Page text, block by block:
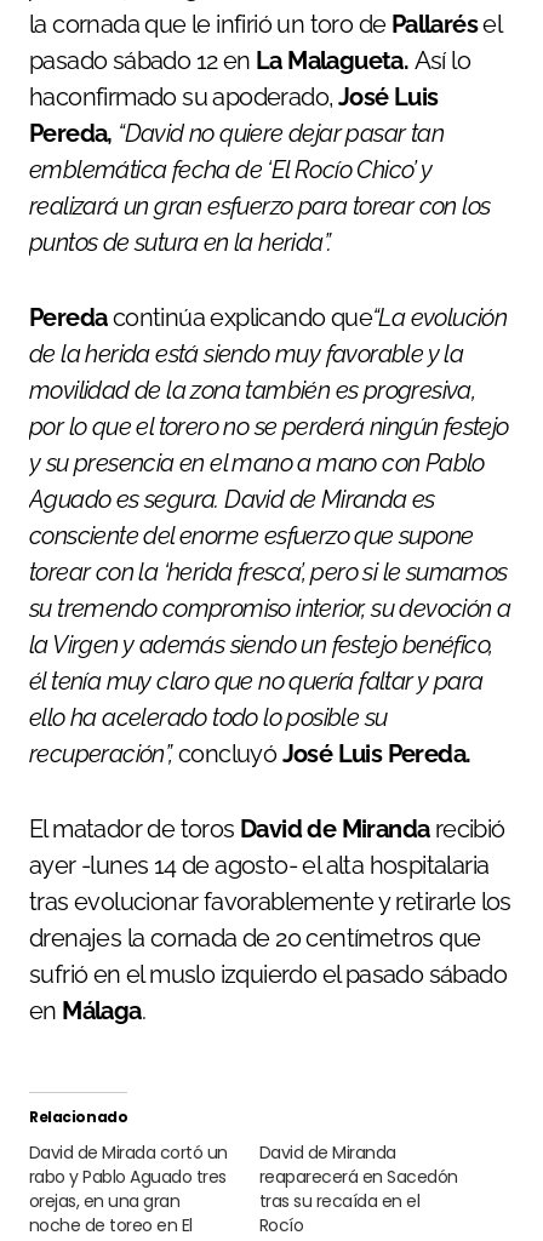
la cornada que le infirió un toro de Pallarésel
pasado sábado 12 en La Malagueta. Así lo
haconfirmado su apoderado, José Luis
Pereda, “David no quiere dejar pasar tan
emblemática fecha de ‘El Rocío Chico’ y
realizará un gran esfuerzo para torear con los
puntos de sutura en la herida”.
Peredacontinúa explicando que“La evolución
de la herida está siendo muy favorable y la
movilidad de la zona también es progresiva,
por lo que el torero no se perderá ningún festejo
y su presencia en el mano a mano con Pablo
Aguado es segura. David de Miranda es
consciente del enorme esfuerzo que supone
torear con la ‘herida fresca’, pero si le sumamos
su tremendo compromiso interior, su devoción a
la Virgen y además siendo un festejo benéfico,
él tenía muy claro que no quería faltar y para
ello ha acelerado todo lo posible su
recuperación”,concluyóJosé Luis Pereda.
El matador de toros David de Mirandarecibió
ayer -lunes 14 de agosto- el alta hospitalaria
tras evolucionar favorablemente y retirarle los
drenajes la cornada de 20 centímetros que
sufrió en el muslo izquierdo el pasado sábado
en Málaga.
Relacionado
David de Mirada cortó un
rabo y Pablo Aguado tres
orejas, en una gran
noche de toreo en El
David de Miranda
reaparecerá en Sacedón
tras su recaída en el
Rocío